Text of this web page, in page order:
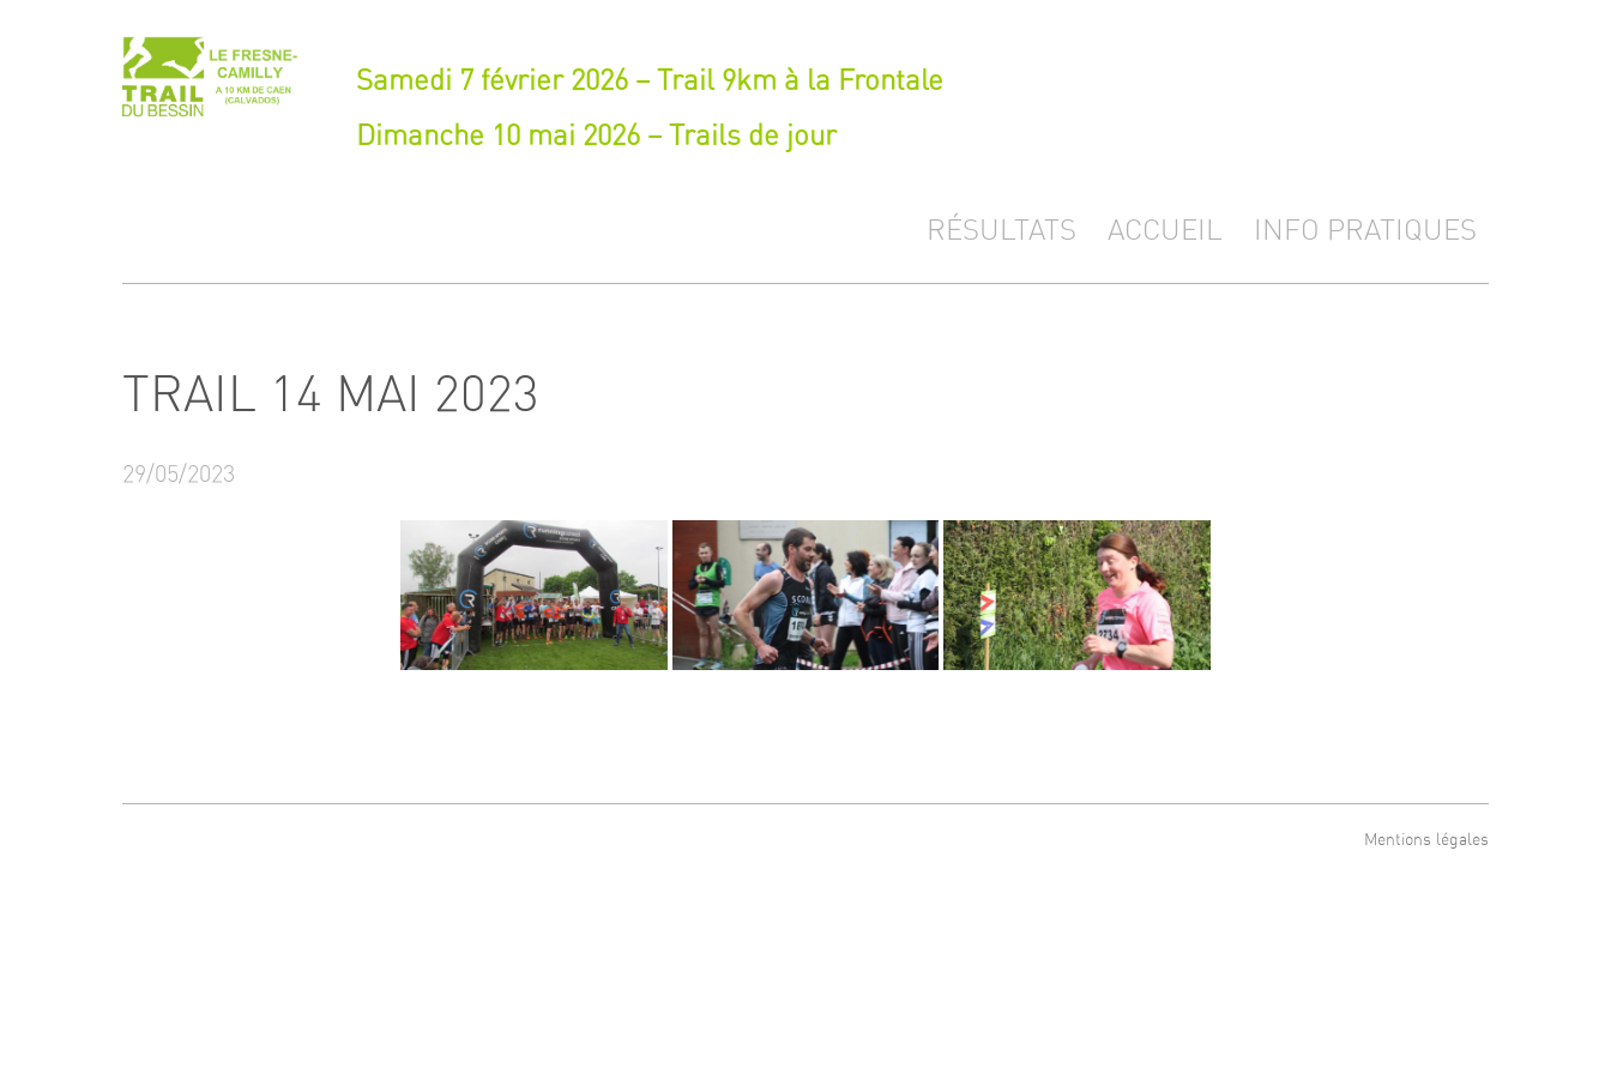
Samedi 7 février 2026 – Trail 9km à la Frontale
Dimanche 10 mai 2026 – Trails de jour
RÉSULTATS ACCUEIL INFO PRATIQUES
TRAIL 14 MAI 2023
29/05/2023
Mentions légales